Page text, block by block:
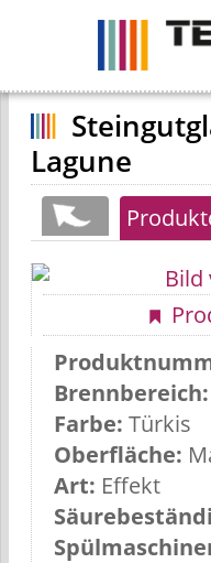
Lagune
Brennbereich:
Farbe: Türkis
Oberfläche:
Art: Effekt